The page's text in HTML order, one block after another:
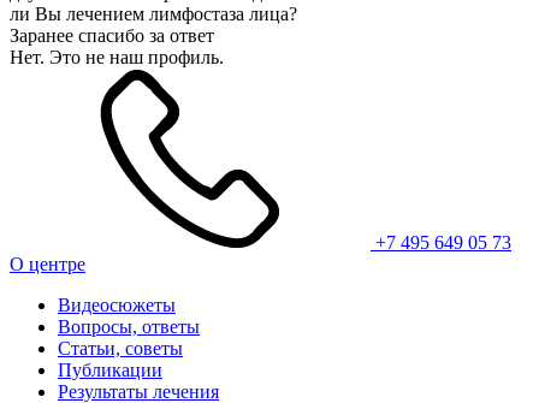
ли Вы лечением лимфостаза лица?
Заранее спасибо за ответ
Нет. Это не наш профиль.
+7 495 649 05 73
О центре
Видеосюжеты
Вопросы, ответы
Статьи, советы
Публикации
Результаты лечения